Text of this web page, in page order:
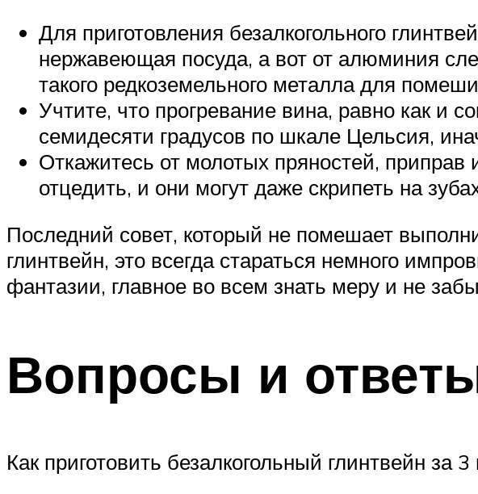
Для приготовления безалкогольного
нержавеющая посуда, а вот от алюминия
такого редкоземельного металла для
Учтите, что прогревание вина, равно как и
семидесяти градусов по шкале Цельсия,
Откажитесь от молотых пряностей, приправ
отцедить, и они могут даже скрипеть на
Последний совет, который не помешает
глинтвейн, это всегда стараться немного
фантазии, главное во всем знать меру и не
Вопросы и
Как приготовить безалкогольный глинтвейн за